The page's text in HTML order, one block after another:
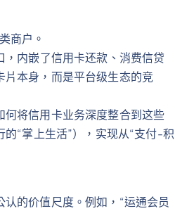
商户。
内嵌了信用卡还款、消费信贷
片本身，而是平台级生态的竞
何将信用卡业务深度整合到这些
“掌上生活”），实现从“支付-积
的价值尺度。例如，“运通会员